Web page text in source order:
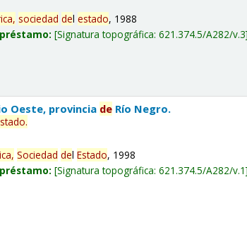
sociedad delestado, 1988
Signatura topográfica:621.374.5/A282/v.3
Oeste, provincia de Río Negro.
.
Sociedad delEstado, 1998
Signatura topográfica:621.374.5/A282/v.1